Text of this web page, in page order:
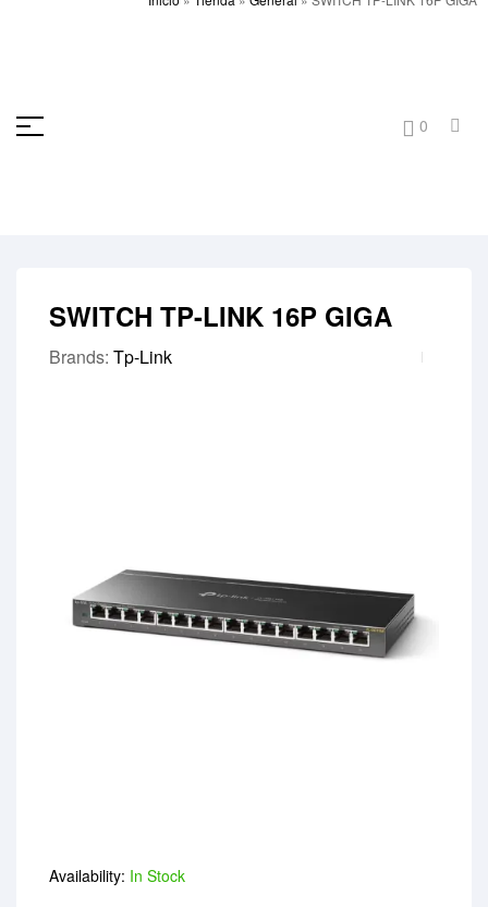
0
SWITCH TP-LINK 16P GIGA
Brands: Tp-Link
Availability: In Stock